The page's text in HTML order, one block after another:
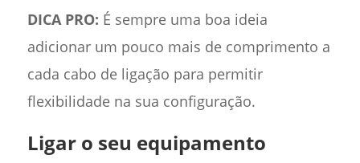
DICA PRO: É sempre uma boa ideia
adicionar um pouco mais de comprimento a
cada cabo de ligação para permitir
flexibilidade na sua configuração.
Ligar o seu equipamento